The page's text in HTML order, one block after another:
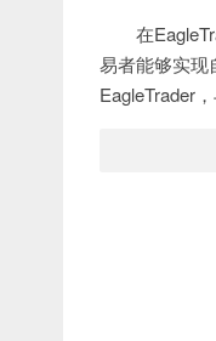
在
易者能够实现
EagleTrader